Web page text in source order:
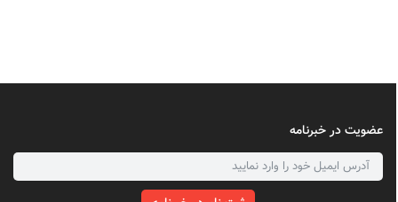
عضویت در خبرنامه